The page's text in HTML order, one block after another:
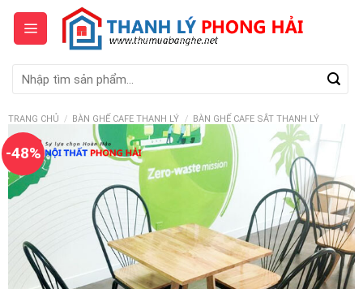
Skip
content
kiếm:
TRANG CHỦ / BÀN GHẾ CAFE THANH LÝ / BÀN GHẾ CAFE SẮT THANH LÝ
-48%